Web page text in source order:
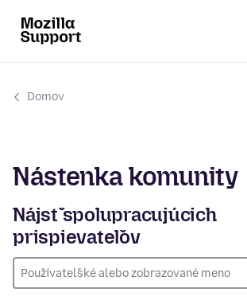
Domov
Nástenka komunity
Nájsť spolupracujúcich
prispievateľov